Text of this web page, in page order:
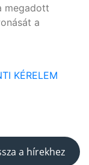
megadott
a
KÉRELEM
a hírekhez